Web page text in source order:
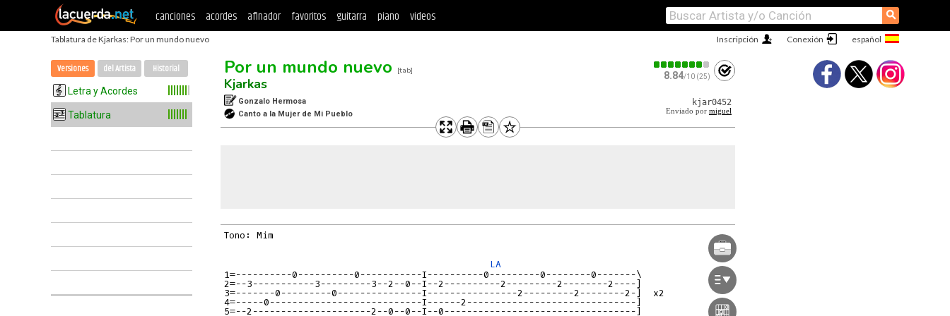
canciones acordes afinador favoritos guitarra piano videos ⚲
Tablatura de Kjarkas: Por un mundo nuevo Conexión
Inscripción
Versiones del Artista Historial
Letra y Acordes
Tablatura
Por un mundo nuevo [tab]
Kjarkas 8.84/10 (25)
Gonzalo Hermosa
Canto a la Mujer de Mi Pueblo
kjar0452
Enviado por miguel
Tono: Mim
LA
1=----------0----------0-----------I----------0---------0--------0-------\
2=--3-----------3---------3--2--0--I--2----------2---------2--------2----]
3=-------0---------0---------------I----------------2---------2--------2-]  x2
4=-----0---------------------------I------2------------------------------]
5=--2---------------------2--0--0--I--0----------------------------------]